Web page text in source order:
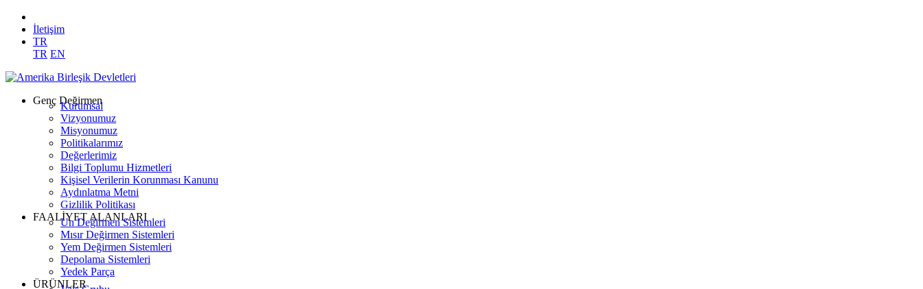
İletişim
TR
TR EN
Genç Değirmen
Kurumsal
Vizyonumuz
Misyonumuz
Politikalarımız
Değerlerimiz
Bilgi Toplumu Hizmetleri
Kişisel Verilerin Korunması Kanunu
Aydınlatma Metni
Gizlilik Politikası
FAALİYET ALANLARI
Un Değirmen Sistemleri
Mısır Değirmen Sistemleri
Yem Değirmen Sistemleri
Depolama Sistemleri
Yedek Parça
ÜRÜNLER